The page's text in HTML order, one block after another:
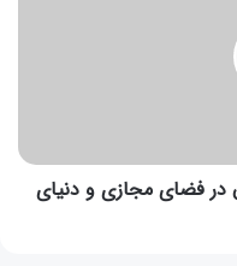
در فضای مجازی و دنیای